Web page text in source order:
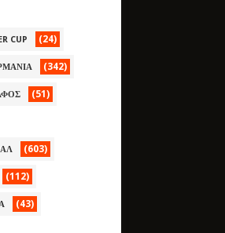
CUP (24)
(342)
(51)
(603)
(112)
(43)